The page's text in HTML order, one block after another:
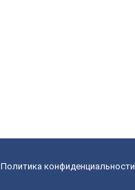
Политика конфиденциальности